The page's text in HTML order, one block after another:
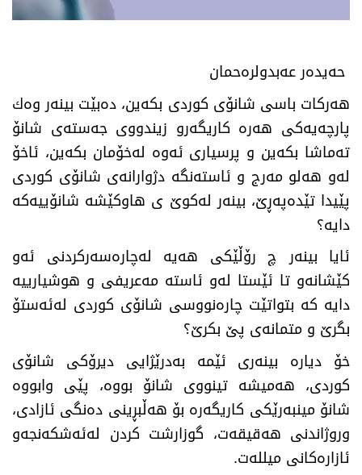
حه‌یده‌ر عه‌بدولره‌حمان
هەركات باسی شانۆی كوردی بكەین، دەبێت بینەر وەك
پارچەیەكی هەرە كاریگەرو زیندووی جەستەی شانۆ
تەماشا بكەین و پرسیاری ئەوە لەخۆمان بكەین، ئاخۆ
لەو هەلو مەرج و ئاستەنگە دژوارانەی شانۆی كوردی
پێیدا تێدەپەڕێ‌، بینەر لەكوێ‌ ی هاوكێشە شانۆییەكە
دایە؟
ئایا بینەر چ رۆڵێكی هەیە لەچارەسەركردنی ئەو
كێشانەو تا ئێستا لەو ئاستە مەعریفی و هوشیارییە
دایە كە بتواتێت چارەنووسی شانۆی كوردی لەئەستۆ
بگرێ‌ و متمانەی پێ‌ بكرێ‌؟
خۆ دیارە بینەری ئێمە بەدرێژایی دیرۆكی شانۆی
كوردی، هەمیشە تینووی شانۆ بووە، پێی وابووە
شانۆ مینبەرێكی كاریگەرە بۆ هەڵبڕینی دەنگی ئازادی،
وروژاندنی هەقیقەت، گوزارشت كردن لەئەشكەنجەو
ئازارەكانی میللەت.